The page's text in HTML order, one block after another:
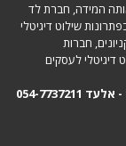
המידה, חברת לד
שילוט דיגיטלי
חברות
דיגיטלי לעסקים
לשאלות, הזמנות וקבלת הצעת מחיר: 054-7669112 - אלעד 054-7737211